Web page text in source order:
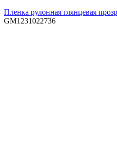
Пленка рулонная глянцевая
GM1231022736